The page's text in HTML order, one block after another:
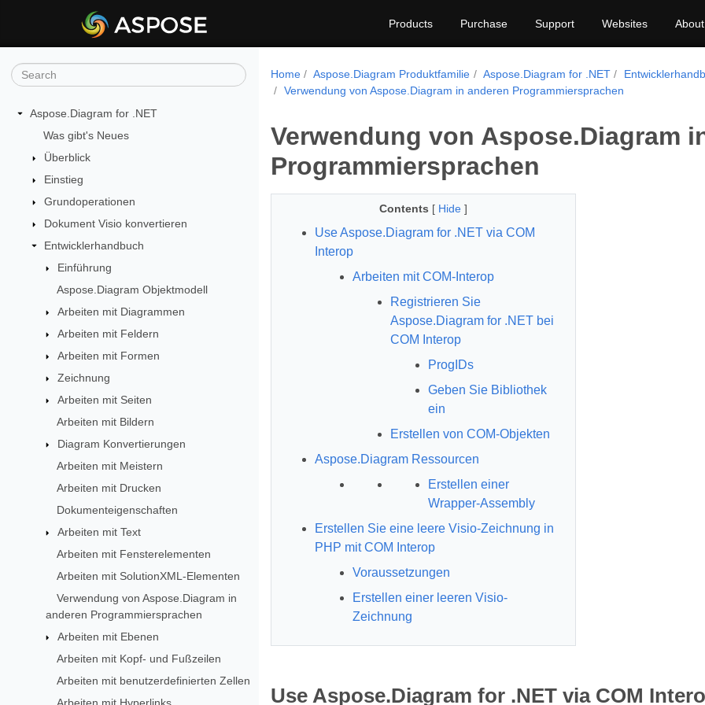
Products Purchase Support Websites About
Aspose.Diagram for .NET
Was gibt's Neues
Überblick
Einstieg
Grundoperationen
Dokument Visio konvertieren
Entwicklerhandbuch
Einführung
Aspose.Diagram Objektmodell
Arbeiten mit Diagrammen
Arbeiten mit Feldern
Arbeiten mit Formen
Zeichnung
Arbeiten mit Seiten
Arbeiten mit Bildern
Diagram Konvertierungen
Arbeiten mit Meistern
Arbeiten mit Drucken
Dokumenteigenschaften
Arbeiten mit Text
Arbeiten mit Fensterelementen
Arbeiten mit SolutionXML-Elementen
Verwendung von Aspose.Diagram in
anderen Programmiersprachen
Arbeiten mit Ebenen
Arbeiten mit Kopf- und Fußzeilen
Arbeiten mit benutzerdefinierten Zellen
Arbeiten mit Hyperlinks
Home Aspose.Diagram Produktfamilie Aspose.Diagram for .NET
Verwendung von Aspose.Diagram in anderen Programmiersprachen
Verwendung von Aspose.Diagram
Programmiersprachen
Contents [ Hide ]
Use Aspose.Diagram for .NET via COM
Interop
Arbeiten mit COM-Interop
Registrieren Sie
Aspose.Diagram for .NET bei
COM Interop
ProgIDs
Geben Sie Bibliothek
ein
Erstellen von COM-Objekten
Aspose.Diagram Ressourcen
Erstellen einer
Wrapper-Assembly
Erstellen Sie eine leere Visio-Zeichnung in
PHP mit COM Interop
Voraussetzungen
Erstellen einer leeren Visio-
Zeichnung
Use Aspose.Diagram for .NET via COM